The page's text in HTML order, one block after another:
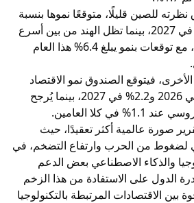
للصين قليلًا، متوقعًا نموها بنسبة
4.6% في 2026 و4.1% في 2027، بينما تظل الهند من بين أسرع
الاقتصادات الكبرى نموًا، مع توقعات بنمو يبلغ 6.4% هذا العام
فيتوقع الصندوق نمو الاقتصاد
البرازيلي بنسبة 2.4% في 2026 و2.2% في 2027، بينما يُرجح
كلا العامين.
صورة عالمية أكثر تعقيدًا، حيث
لضغوط من الحرب وارتفاع التضخم، في
والذكاء الاصطناعي بعض الدعم
الدول على الاستفادة من هذا الزخم
بين الاقتصادات المرتبطة بالتكنولوجيا